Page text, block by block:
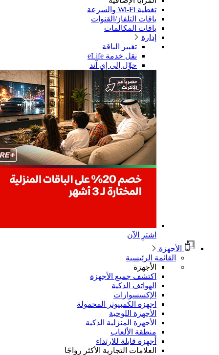
تغطية Wi-Fi والسرعة
باقات التلفاز/القنوات
باقات المكالمات
تغيير الباقة
نقل خدمة eLife
حوِّل إلى إي آند
الأجهزة
القائمة الرئيسية
الأجهزة
اكتشف جميع الأجهزة
الهواتف الذكية
الإكسسوارات
اجهزة الكمبيوتر المحمولة
الأجهزة اللوحية
الأجهزة المنزلية الذكية
منطقة الألعاب
أجهزة قابلة للارتداء
العلامات التجارية الأكثر رواجًا